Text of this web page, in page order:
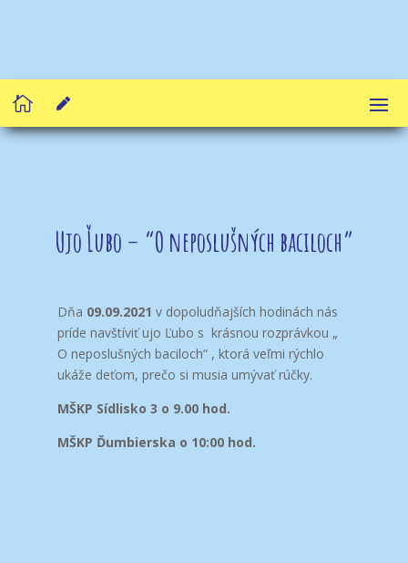
 
Ujo Ľubo – “O neposlušných baciloch”
Dňa 09.09.2021 v dopoludňajších hodinách nás
príde navštíviť ujo Ľubo s krásnou rozprávkou „
O neposlušných baciloch“ , ktorá veľmi rýchlo
ukáže deťom, prečo si musia umývať rúčky.
MŠKP Sídlisko 3 o 9.00 hod.
MŠKP Ďumbierska o 10:00 hod.